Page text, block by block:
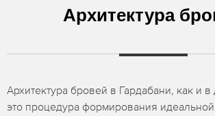
Архитектура
Архитектура бровей в Гардабани, как и в
это процедура формирования